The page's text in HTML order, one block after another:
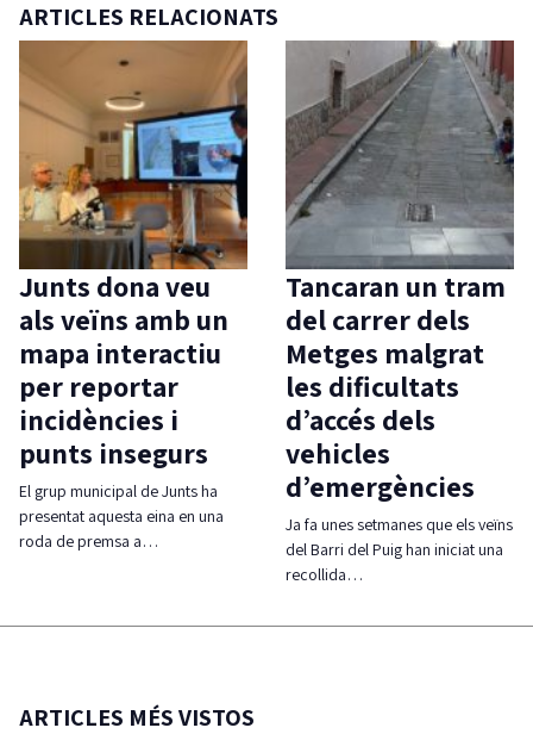
ARTICLES RELACIONATS
Junts dona veu
als veïns amb un
mapa interactiu
per reportar
incidències i
punts insegurs
El grup municipal de Junts ha
presentat aquesta eina en una
roda de premsa a…
Tancaran un tram
del carrer dels
Metges malgrat
les dificultats
d’accés dels
vehicles
d’emergències
Ja fa unes setmanes que els veïns
del Barri del Puig han iniciat una
recollida…
ARTICLES MÉS VISTOS